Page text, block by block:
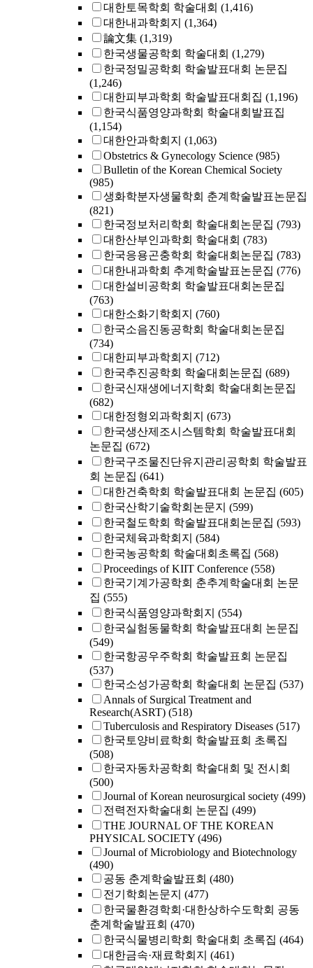
대한토목학회 학술대회 (1,416)
대한내과학회지 (1,364)
論文集 (1,319)
한국생물공학회 학술대회 (1,279)
한국정밀공학회 학술발표대회 논문집
(1,246)
대한피부과학회 학술발표대회집 (1,196)
한국식품영양과학회 학술대회발표집
(1,154)
대한안과학회지 (1,063)
Obstetrics & Gynecology Science (985)
Bulletin of the Korean Chemical Society
(985)
생화학분자생물학회 춘계학술발표논문집
(821)
한국정보처리학회 학술대회논문집 (793)
대한산부인과학회 학술대회 (783)
한국응용곤충학회 학술대회논문집 (783)
대한내과학회 추계학술발표논문집 (776)
대한설비공학회 학술발표대회논문집
(763)
대한소화기학회지 (760)
한국소음진동공학회 학술대회논문집
(734)
대한피부과학회지 (712)
한국추진공학회 학술대회논문집 (689)
한국신재생에너지학회 학술대회논문집
(682)
대한정형외과학회지 (673)
한국생산제조시스템학회 학술발표대회
논문집 (672)
한국구조물진단유지관리공학회 학술발표
회 논문집 (641)
대한건축학회 학술발표대회 논문집 (605)
한국산학기술학회논문지 (599)
한국철도학회 학술발표대회논문집 (593)
한국체육과학회지 (584)
한국농공학회 학술대회초록집 (568)
Proceedings of KIIT Conference (558)
한국기계가공학회 춘추계학술대회 논문
집 (555)
한국식품영양과학회지 (554)
한국실험동물학회 학술발표대회 논문집
(549)
한국항공우주학회 학술발표회 논문집
(537)
한국소성가공학회 학술대회 논문집 (537)
Annals of Surgical Treatment and
Research(ASRT) (518)
Tuberculosis and Respiratory Diseases (517)
한국토양비료학회 학술발표회 초록집
(508)
한국자동차공학회 학술대회 및 전시회
(500)
Journal of Korean neurosurgical society (499)
전력전자학술대회 논문집 (499)
THE JOURNAL OF THE KOREAN
PHYSICAL SOCIETY (496)
Journal of Microbiology and Biotechnology
(490)
공동 춘계학술발표회 (480)
전기학회논문지 (477)
한국물환경학회·대한상하수도학회 공동
춘계학술발표회 (470)
한국식물병리학회 학술대회 초록집 (464)
대한금속·재료학회지 (461)